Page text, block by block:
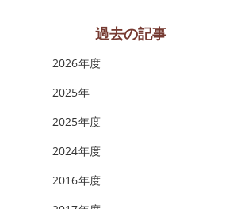
過去の記事
2026年度
2025年
2025年度
2024年度
2016年度